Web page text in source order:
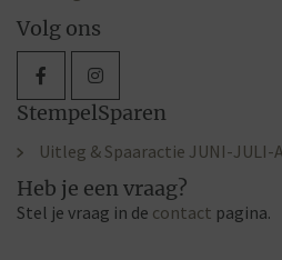
Volg ons
StempelSparen
Uitleg & Spaaractie JUNI-JULI-
Heb je een vraag?
Stel je vraag in de contact pagina.